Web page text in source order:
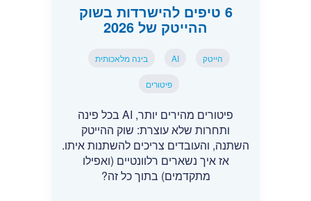
6 טיפים להישרדות בשוק
ההייטק של 2026
הייטק AI בינה מלאכותית
פיטורים
פיטורים מהירים יותר, AI בכל פינה
ותחרות שלא עוצרת: שוק ההייטק
השתנה, והעובדים צריכים להשתנות איתו.
אז איך נשארים רלוונטיים (ואפילו
מתקדמים) בתוך כל זה?